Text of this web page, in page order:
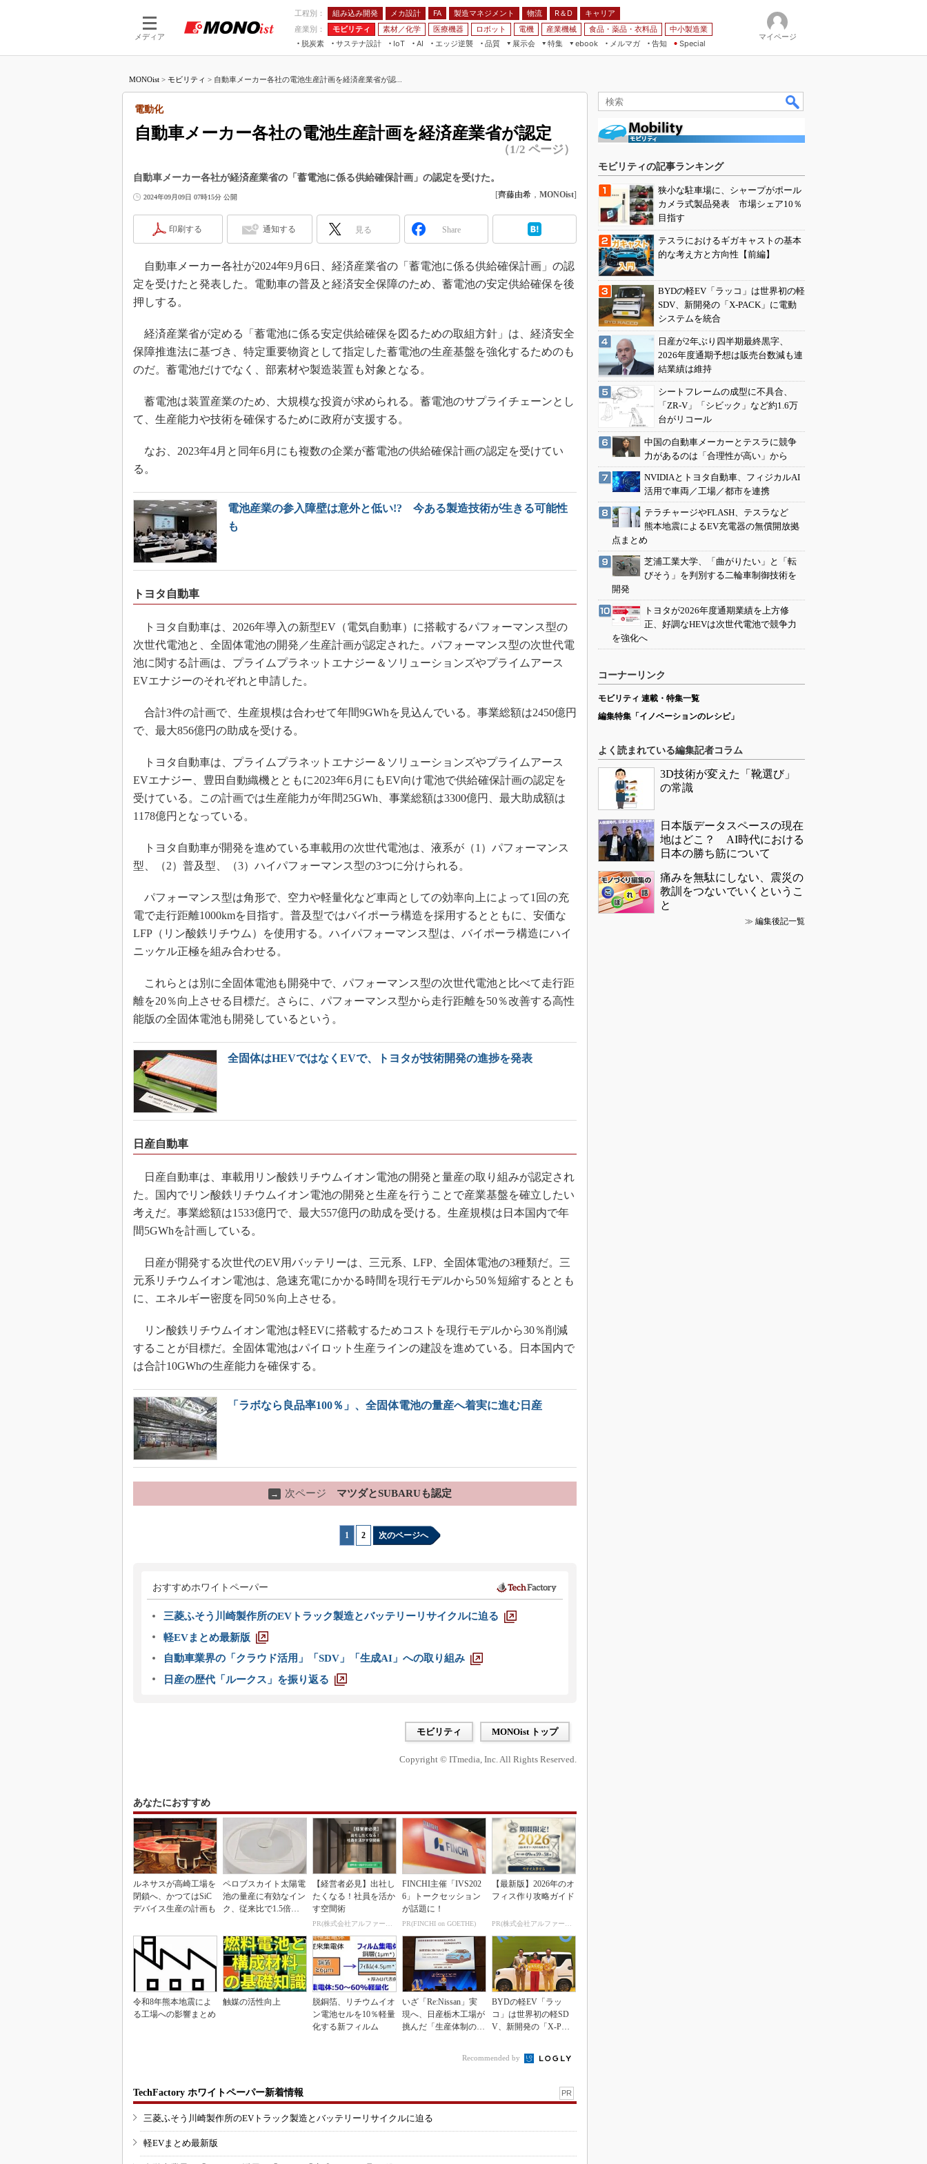
メディア
工程別： 組み込み開発 メカ設計 FA 製造マネジメント 物流 R＆D
キャリア
産業別：
モビリティ 素材／化学 医療機器 ロボット 電機 産業機械 食品・薬品・衣料品
中小製造業
脱炭素
サステナ設計
IoT
つながる工場
AI
AI×設備保全
エッジ逆襲 品質
展示会
JIMTOF
IIFES
ジャパンモビリティショー
人テク展
スマート工場EXPO
EdgeTech+
日本ものづくりワールド
特集
VR／AR
フィールドサービス
Windows Embedded
ISO26262
無償設計ツール
デジタルツインとCAE
S＆OP
インダストリー4.0
イノベーション
海外生産
新型コロナへの対応
ebook
FA
メルマガ
告知 Special
マイページ
MONOist > モビリティ > 自動車メーカー各社の電池生産計画を経済産業省が認...
自動車メーカー各社の電池生産計画を経済産業省が認定
電動化
（1/2 ページ）
自動車メーカー各社が経済産業省の「蓄電池に係る供給確保計画」の認定を受けた。
2024年09月09日 07時15分 公開 [齊藤由希 ， MONOist]
印刷する 通知する 見る Share
自動車メーカー各社が2024年9月6日、経済産業省の「蓄電池に係る供給確保計画」の認
定を受けたと発表した。電動車の普及と経済安全保障のため、蓄電池の安定供給確保を後
押しする。
経済産業省が定める「蓄電池に係る安定供給確保を図るための取組方針」は、経済安全
保障推進法に基づき、特定重要物資として指定した蓄電池の生産基盤を強化するためのも
のだ。蓄電池だけでなく、部素材や製造装置も対象となる。
蓄電池は装置産業のため、大規模な投資が求められる。蓄電池のサプライチェーンとし
て、生産能力や技術を確保するために政府が支援する。
なお、2023年4月と同年6月にも複数の企業が蓄電池の供給確保計画の認定を受けてい
る。
電池産業の参入障壁は意外と低い!? 今ある製造技術が生きる可能性
も
トヨタ自動車
トヨタ自動車は、2026年導入の新型EV（電気自動車）に搭載するパフォーマンス型の
次世代電池と、全固体電池の開発／生産計画が認定された。パフォーマンス型の次世代電
池に関する計画は、プライムプラネットエナジー＆ソリューションズやプライムアース
EVエナジーのそれぞれと申請した。
合計3件の計画で、生産規模は合わせて年間9GWhを見込んでいる。事業総額は2450億円
で、最大856億円の助成を受ける。
トヨタ自動車は、プライムプラネットエナジー＆ソリューションズやプライムアース
EVエナジー、豊田自動織機とともに2023年6月にもEV向け電池で供給確保計画の認定を
受けている。この計画では生産能力が年間25GWh、事業総額は3300億円、最大助成額は
1178億円となっている。
トヨタ自動車が開発を進めている車載用の次世代電池は、液系が（1）パフォーマンス
型、（2）普及型、（3）ハイパフォーマンス型の3つに分けられる。
パフォーマンス型は角形で、空力や軽量化など車両としての効率向上によって1回の充
電で走行距離1000kmを目指す。普及型ではバイポーラ構造を採用するとともに、安価な
LFP（リン酸鉄リチウム）を使用する。ハイパフォーマンス型は、バイポーラ構造にハイ
ニッケル正極を組み合わせる。
これらとは別に全固体電池も開発中で、パフォーマンス型の次世代電池と比べて走行距
離を20％向上させる目標だ。さらに、パフォーマンス型から走行距離を50％改善する高性
能版の全固体電池も開発しているという。
全固体はHEVではなくEVで、トヨタが技術開発の進捗を発表
日産自動車
日産自動車は、車載用リン酸鉄リチウムイオン電池の開発と量産の取り組みが認定され
た。国内でリン酸鉄リチウムイオン電池の開発と生産を行うことで産業基盤を確立したい
考えだ。事業総額は1533億円で、最大557億円の助成を受ける。生産規模は日本国内で年
間5GWhを計画している。
日産が開発する次世代のEV用バッテリーは、三元系、LFP、全固体電池の3種類だ。三
元系リチウムイオン電池は、急速充電にかかる時間を現行モデルから50％短縮するととも
に、エネルギー密度を同50％向上させる。
リン酸鉄リチウムイオン電池は軽EVに搭載するためコストを現行モデルから30％削減
することが目標だ。全固体電池はパイロット生産ラインの建設を進めている。日本国内で
は合計10GWhの生産能力を確保する。
「ラボなら良品率100％」、全固体電池の量産へ着実に進む日産
→ 次ページ マツダとSUBARUも認定
1 2 次のページへ
おすすめホワイトペーパー
三菱ふそう川崎製作所のEVトラック製造とバッテリーリサイクルに迫る
軽EVまとめ最新版
自動車業界の「クラウド活用」「SDV」「生成AI」への取り組み
日産の歴代「ルークス」を振り返る
モビリティ MONOist トップ
Copyright © ITmedia, Inc. All Rights Reserved.
あなたにおすすめ
ルネサスが高崎工場を
閉鎖へ、かつてはSiC
デバイス生産の計画も
ペロブスカイト太陽電
池の量産に有効なイン
ク、従来比で1.5倍の
【経営者必見】出社し
たくなる！社員を活か
す空間術
PR(株式会社アルファーテクノ)
FINCHI主催「IVS202
6」トークセッション
が話題に！
PR(FINCHI on GOETHE)
【最新版】2026年のオ
フィス作り攻略ガイド
PR(株式会社アルファーテクノ)
令和8年熊本地震によ
る工場への影響まとめ
触媒の活性向上
脱銅箔、リチウムイオ
ン電池セルを10％軽量
化する新フィルム
いざ「Re:Nissan」実
現へ、日産栃木工場が
挑んだ「生産体制の比
BYDの軽EV「ラッ
コ」は世界初の軽SD
V、新開発の「X-PAC
Recommended by
TechFactory ホワイトペーパー新着情報 PR
三菱ふそう川崎製作所のEVトラック製造とバッテリーリサイクルに迫る
軽EVまとめ最新版
モビリティの記事ランキング
狭小な駐車場に、シャープがポール
カメラ式製品発表 市場シェア10％
目指す
テスラにおけるギガキャストの基本
的な考え方と方向性【前編】
BYDの軽EV「ラッコ」は世界初の軽
SDV、新開発の「X-PACK」に電動
システムを統合
日産が2年ぶり四半期最終黒字、
2026年度通期予想は販売台数減も連
結業績は維持
シートフレームの成型に不具合、
「ZR-V」「シビック」など約1.6万
台がリコール
中国の自動車メーカーとテスラに競争
力があるのは「合理性が高い」から
NVIDIAとトヨタ自動車、フィジカルAI
活用で車両／工場／都市を連携
テラチャージやFLASH、テスラなど
熊本地震によるEV充電器の無償開放拠
点まとめ
芝浦工業大学、「曲がりたい」と「転
びそう」を判別する二輪車制御技術を
開発
トヨタが2026年度通期業績を上方修
正、好調なHEVは次世代電池で競争力
を強化へ
コーナーリンク
モビリティ 連載・特集一覧
編集特集「イノベーションのレシピ」
よく読まれている編集記者コラム
3D技術が変えた「靴選び」
の常識
日本版データスペースの現在
地はどこ？ AI時代における
日本の勝ち筋について
痛みを無駄にしない、震災の
教訓をつないでいくというこ
と
≫ 編集後記一覧